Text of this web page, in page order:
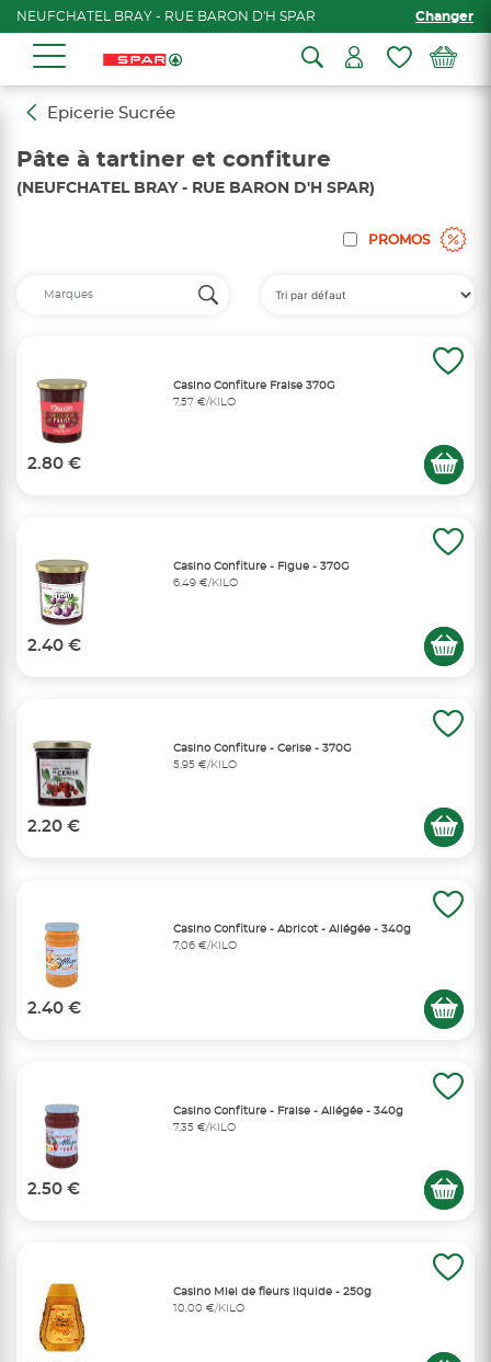
NEUFCHATEL BRAY - RUE BARON D'H SPAR Changer
Epicerie Sucrée
Pâte à tartiner et confiture
(NEUFCHATEL BRAY - RUE BARON D'H SPAR)
PROMOS
Casino Confiture Fraise 370G
7,57 €/KILO
2.80 €
Casino Confiture - Figue - 370G
6,49 €/KILO
2.40 €
Casino Confiture - Cerise - 370G
5,95 €/KILO
2.20 €
Casino Confiture - Abricot - Allégée - 340g
7,06 €/KILO
2.40 €
Casino Confiture - Fraise - Allégée - 340g
7,35 €/KILO
2.50 €
Casino Miel de fleurs liquide - 250g
10,00 €/KILO